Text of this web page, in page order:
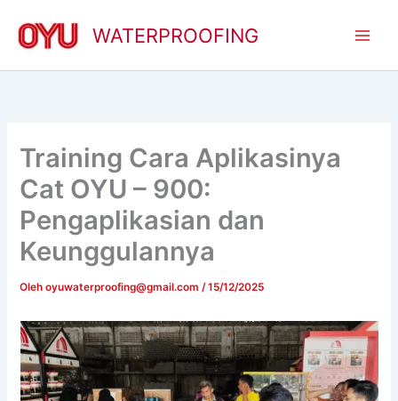
konten
WATERPROOFING
Training Cara Aplikasinya
Cat OYU – 900:
Pengaplikasian dan
Keunggulannya
Olehoyuwaterproofing@gmail.com/15/12/2025